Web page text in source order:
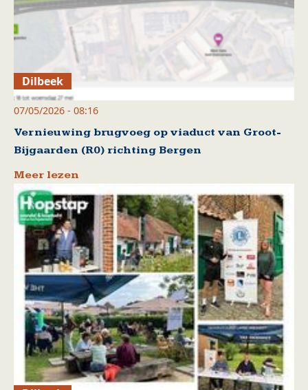
Dilbeek
07/05/2026 - 08:16
Vernieuwing brugvoeg op viaduct van Groot-
Bijgaarden (R0) richting Bergen
Meer lezen